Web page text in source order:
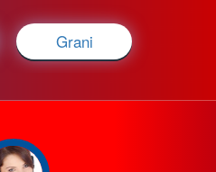
Grani